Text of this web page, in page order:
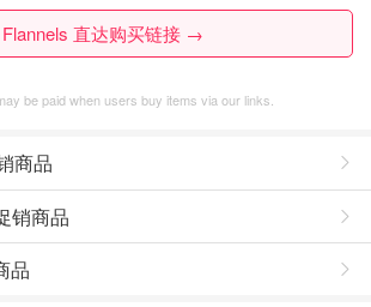
Flannels 直达购买链接 →
be paid when users buy items via our links.
商品
销商品
品